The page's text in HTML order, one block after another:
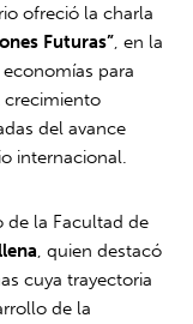
ofreció la charla
Futuras” , en la
para
crecimiento
del avance
internacional.
de la Facultad de
, quien destacó
cuya trayectoria
de la